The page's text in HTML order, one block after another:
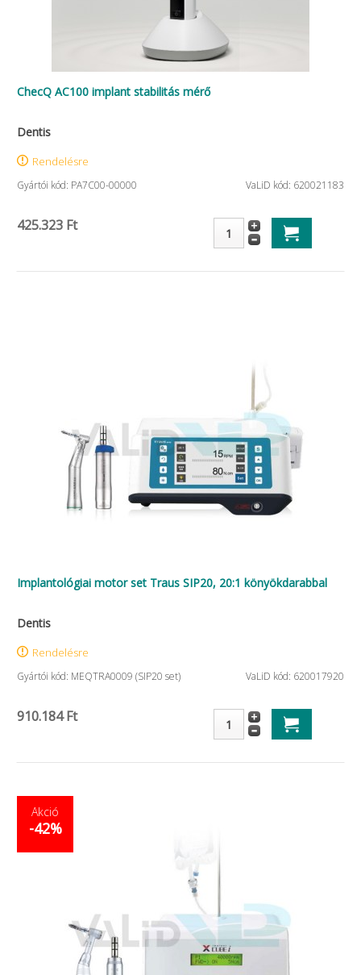
ChecQ AC100 implant stabilitás mérő
Dentis
Rendelésre
Gyártói kód: PA7C00-00000 VaLiD kód: 620021183
425.323 Ft
Implantológiai motor set Traus SIP20, 20:1 könyökdarabbal
Dentis
Rendelésre
Gyártói kód: MEQTRA0009 (SIP20 set) VaLiD kód: 620017920
910.184 Ft
Akció
-42%